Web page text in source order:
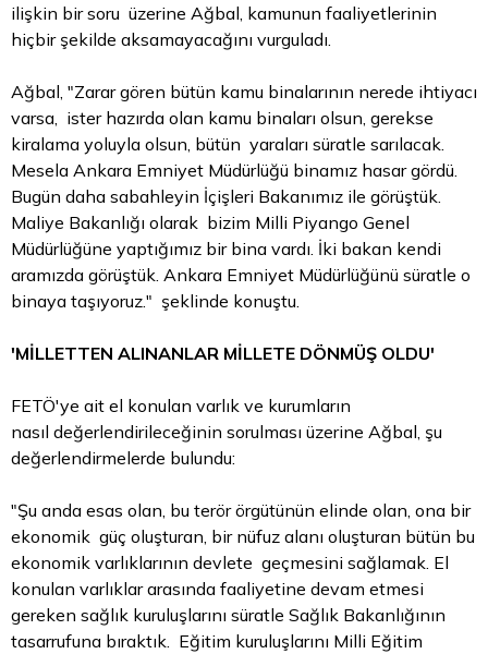
ilişkin bir soru üzerine Ağbal, kamunun faaliyetlerinin
hiçbir şekilde aksamayacağını vurguladı.
Ağbal, "Zarar gören bütün kamu binalarının nerede ihtiyacı
varsa, ister hazırda olan kamu binaları olsun, gerekse
kiralama yoluyla olsun, bütün yaraları süratle sarılacak.
Mesela Ankara Emniyet Müdürlüğü binamız hasar gördü.
Bugün daha sabahleyin İçişleri Bakanımız ile görüştük.
Maliye Bakanlığı olarak bizim Milli Piyango Genel
Müdürlüğüne yaptığımız bir bina vardı. İki bakan kendi
aramızda görüştük. Ankara Emniyet Müdürlüğünü süratle o
binaya taşıyoruz." şeklinde konuştu.
'MİLLETTEN ALINANLAR MİLLETE DÖNMÜŞ OLDU'
FETÖ'ye ait el konulan varlık ve kurumların
nasıl değerlendirileceğinin sorulması üzerine Ağbal, şu
değerlendirmelerde bulundu:
"Şu anda esas olan, bu terör örgütünün elinde olan, ona bir
ekonomik güç oluşturan, bir nüfuz alanı oluşturan bütün bu
ekonomik varlıklarının devlete geçmesini sağlamak. El
konulan varlıklar arasında faaliyetine devam etmesi
gereken sağlık kuruluşlarını süratle Sağlık Bakanlığının
tasarrufuna bıraktık. Eğitim kuruluşlarını Milli Eğitim